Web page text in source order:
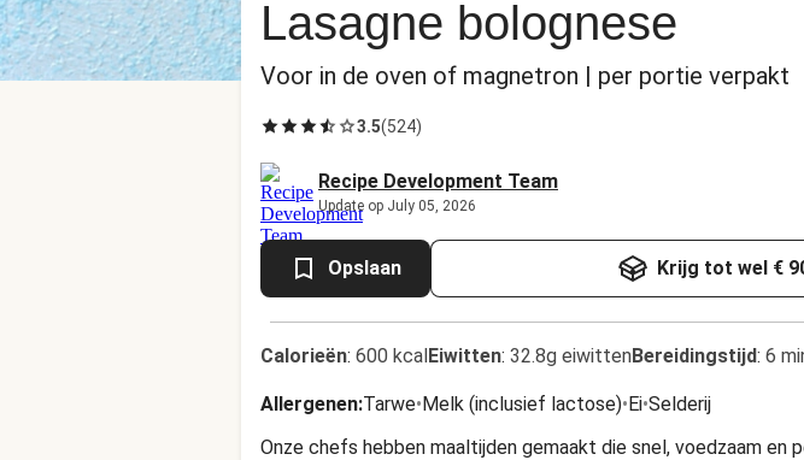
Lasagne bolognese
Voor in de oven of magnetron | per portie verpakt
3.5(524)
Recipe Development Team
Update op July 05, 2026
Opslaan Krijg tot wel €
Calorieën: 600 kcalEiwitten: 32.8g eiwittenBereidingstijd: 6
Allergenen:Tarwe•Melk (inclusief lactose)•Ei•Selderij
Onze chefs hebben maaltijden gemaakt die snel, voedzaam